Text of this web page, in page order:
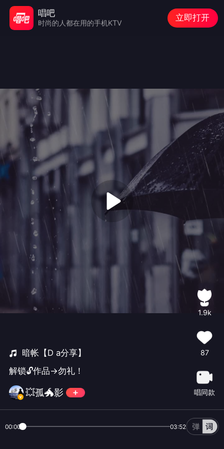
暗帐【D a分享】
解锁🔓作品→勿礼！
💥孤🐲影
1.9k
87
唱同款
00:00 03:52
唱吧
时尚的人都在用的手机KTV
立即打开